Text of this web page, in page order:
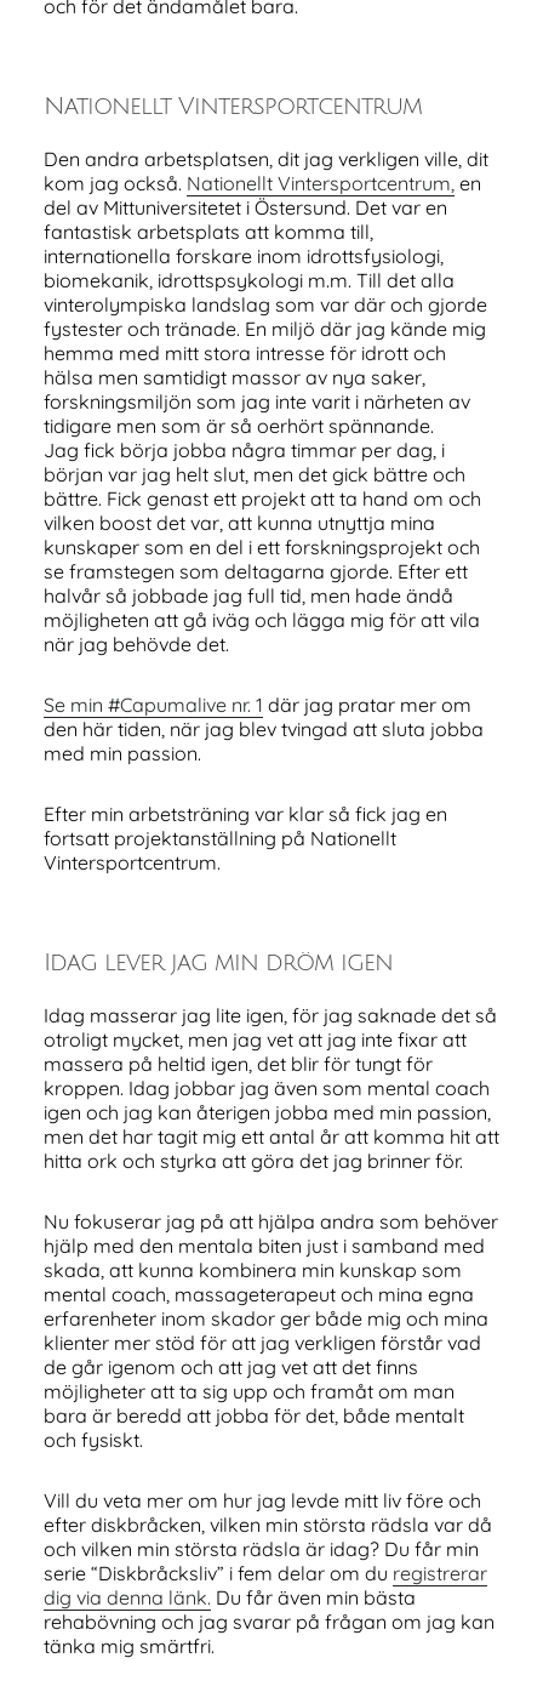
och för det ändamålet bara.
Nationellt Vintersportcentrum
Den andra arbetsplatsen, dit jag verkligen ville, dit
kom jag också. Nationellt Vintersportcentrum, en
del av Mittuniversitetet i Östersund. Det var en
fantastisk arbetsplats att komma till,
internationella forskare inom idrottsfysiologi,
biomekanik, idrottspsykologi m.m. Till det alla
vinterolympiska landslag som var där och gjorde
fystester och tränade. En miljö där jag kände mig
hemma med mitt stora intresse för idrott och
hälsa men samtidigt massor av nya saker,
forskningsmiljön som jag inte varit i närheten av
tidigare men som är så oerhört spännande.
Jag fick börja jobba några timmar per dag, i
början var jag helt slut, men det gick bättre och
bättre. Fick genast ett projekt att ta hand om och
vilken boost det var, att kunna utnyttja mina
kunskaper som en del i ett forskningsprojekt och
se framstegen som deltagarna gjorde. Efter ett
halvår så jobbade jag full tid, men hade ändå
möjligheten att gå iväg och lägga mig för att vila
när jag behövde det.
Se min #Capumalive nr. 1 där jag pratar mer om
den här tiden, när jag blev tvingad att sluta jobba
med min passion.
Efter min arbetsträning var klar så fick jag en
fortsatt projektanställning på Nationellt
Vintersportcentrum.
Idag lever jag min dröm igen
Idag masserar jag lite igen, för jag saknade det så
otroligt mycket, men jag vet att jag inte fixar att
massera på heltid igen, det blir för tungt för
kroppen. Idag jobbar jag även som mental coach
igen och jag kan återigen jobba med min passion,
men det har tagit mig ett antal år att komma hit att
hitta ork och styrka att göra det jag brinner för.
Nu fokuserar jag på att hjälpa andra som behöver
hjälp med den mentala biten just i samband med
skada, att kunna kombinera min kunskap som
mental coach, massageterapeut och mina egna
erfarenheter inom skador ger både mig och mina
klienter mer stöd för att jag verkligen förstår vad
de går igenom och att jag vet att det finns
möjligheter att ta sig upp och framåt om man
bara är beredd att jobba för det, både mentalt
och fysiskt.
Vill du veta mer om hur jag levde mitt liv före och
efter diskbråcken, vilken min största rädsla var då
och vilken min största rädsla är idag? Du får min
serie “Diskbråcksliv” i fem delar om du registrerar
dig via denna länk. Du får även min bästa
rehabövning och jag svarar på frågan om jag kan
tänka mig smärtfri.